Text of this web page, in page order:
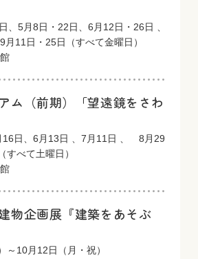
、5月8日・22日、6月12日・26日 、
11日・25日（すべて金曜日）
ム（前期）「望遠鏡をさわ
16日、6月13日 、7月11日 、 8月29
すべて土曜日）
物企画展『建築をあそぶ
～10月12日（月・祝）